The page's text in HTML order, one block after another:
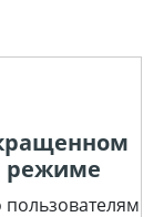
режиме
пользователям